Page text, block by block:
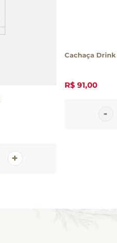
Cachaça
R$ 91,00